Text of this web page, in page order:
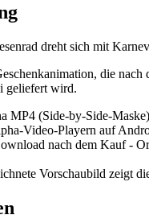
dreht sich mit
die nach
geliefert wird.
MP4 (Side-by-Side-Maske)
Video-Playern auf
nach dem Kauf -
Vorschaubild zeigt